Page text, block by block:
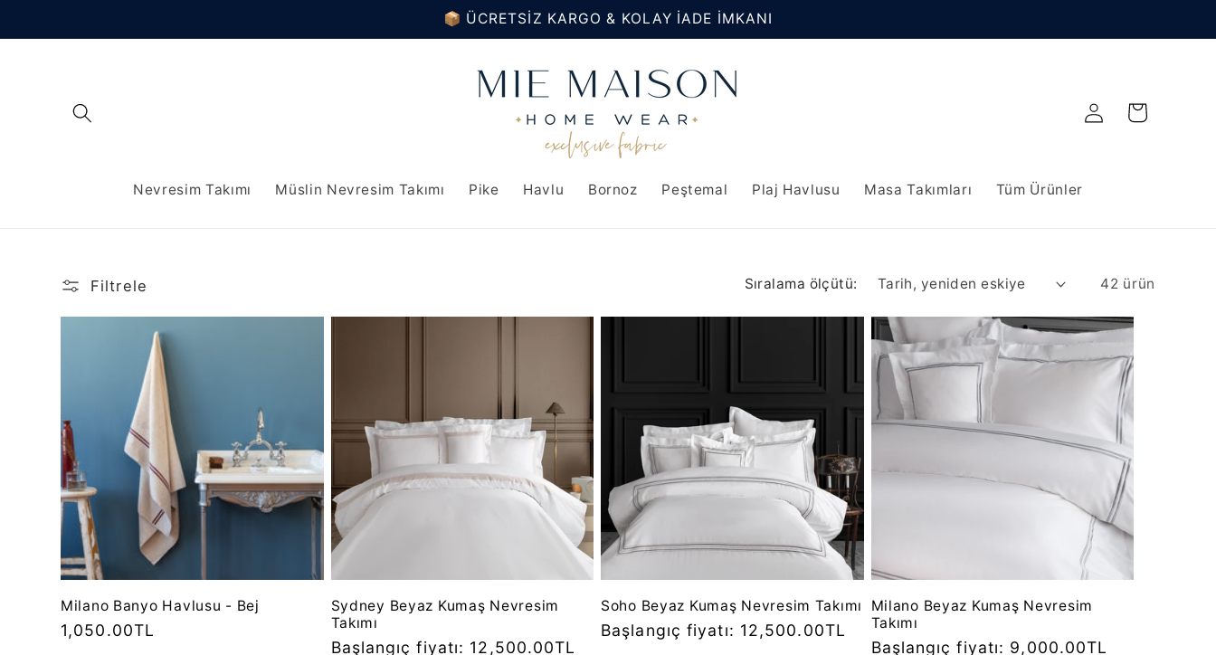
📦 ÜCRETSİZ KARGO & KOLAY İADE İMKANI
Nevresim Takımı Müslin Nevresim Takımı Pike Havlu Bornoz Peştemal Plaj Havlusu Masa Takımları Tüm Ürünler
Oturum
Sepet
Filtrele Sıralama ölçütü: 42 ürün
Milano Banyo Havlusu - Bej
Normal
1,050.00TL
Sydney Beyaz Kumaş Nevresim
Takımı
Normal
Başlangıç fiyatı: 12,500.00TL
Soho Beyaz Kumaş Nevresim Takımı
Normal
Başlangıç fiyatı: 12,500.00TL
Milano Beyaz Kumaş Nevresim
Takımı
Normal
Başlangıç fiyatı: 9,000.00TL